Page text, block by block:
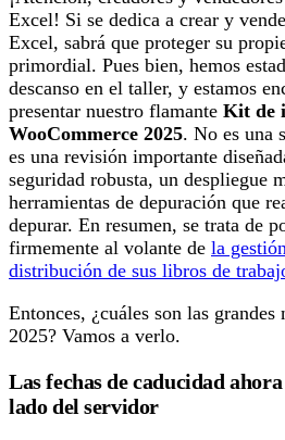
Excel! Si se dedica a crear y
Excel, sabrá que proteger su
primordial. Pues bien, hemos
descanso en el taller, y estamos
presentar nuestro flamante Kit de
WooCommerce 2025. No es una
es una revisión importante
seguridad robusta, un despliegue
herramientas de depuración que
depurar. En resumen, se trata de
firmemente al volante de la
distribución de sus libros de
Entonces, ¿cuáles son las
2025? Vamos a verlo.
Las fechas de caducidad
lado del servidor